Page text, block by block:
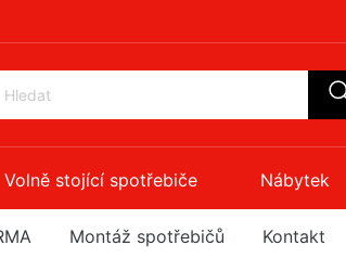
Volně stojící spotřebiče Nábytek
Montáž spotřebičů Kontakt